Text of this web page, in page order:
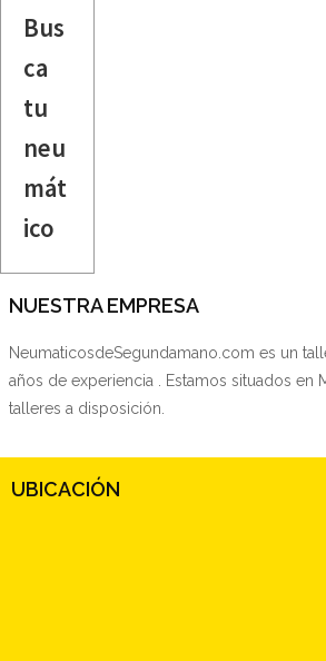
Bus
ca
tu
neu
mát
ico
NUESTRA EMPRESA
NeumaticosdeSegundamano.com es un
años de experiencia . Estamos situados en
talleres a disposición.
UBICACIÓN